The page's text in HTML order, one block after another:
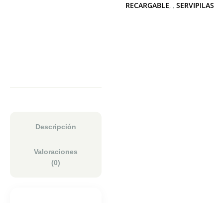
RECARGABLE , SERVIPILAS
Descripción
Valoraciones
(0)